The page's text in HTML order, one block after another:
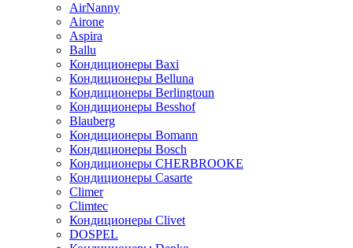
AirNanny
Airone
Aspira
Ballu
Кондиционеры Baxi
Кондиционеры Belluna
Кондиционеры Berlingtoun
Кондиционеры Besshof
Blauberg
Кондиционеры Bomann
Кондиционеры Bosch
Кондиционеры CHERBROOKE
Кондиционеры Casarte
Climer
Climtec
Кондиционеры Clivet
DOSPEL